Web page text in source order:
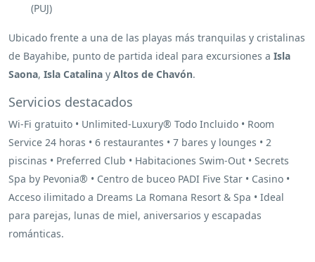
(PUJ)
Ubicado frente a una de las playas más tranquilas y cristalinas
de Bayahibe, punto de partida ideal para excursiones a Isla
Saona, Isla Catalina y Altos de Chavón.
Servicios destacados
Wi-Fi gratuito • Unlimited-Luxury® Todo Incluido • Room
Service 24 horas • 6 restaurantes • 7 bares y lounges • 2
piscinas • Preferred Club • Habitaciones Swim-Out • Secrets
Spa by Pevonia® • Centro de buceo PADI Five Star • Casino •
Acceso ilimitado a Dreams La Romana Resort & Spa • Ideal
para parejas, lunas de miel, aniversarios y escapadas
románticas.